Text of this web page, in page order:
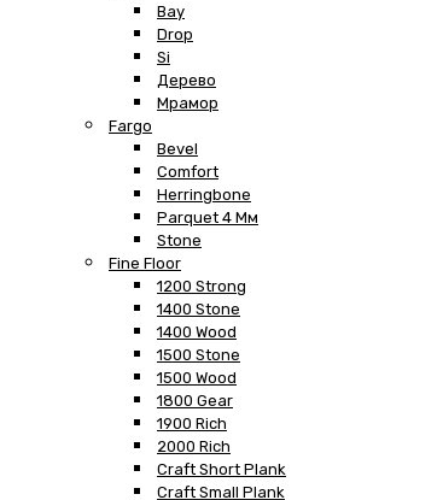
Bay
Drop
Si
Дерево
Мрамор
Fargo
Bevel
Comfort
Herringbone
Parquet 4 Мм
Stone
Fine Floor
1200 Strong
1400 Stone
1400 Wood
1500 Stone
1500 Wood
1800 Gear
1900 Rich
2000 Rich
Craft Short Plank
Craft Small Plank